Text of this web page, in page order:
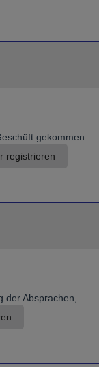
gekommen.
registrieren
der Absprachen,